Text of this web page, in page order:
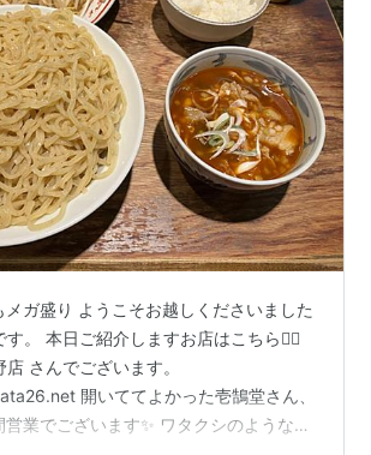
ガ盛り ようこそお越しくださいました
。 本日ご紹介しますお店はこちら💁‍♀️
さんでございます。
開いててよかった壱鵠堂さん、
業でございます✨ ワタクシのような不